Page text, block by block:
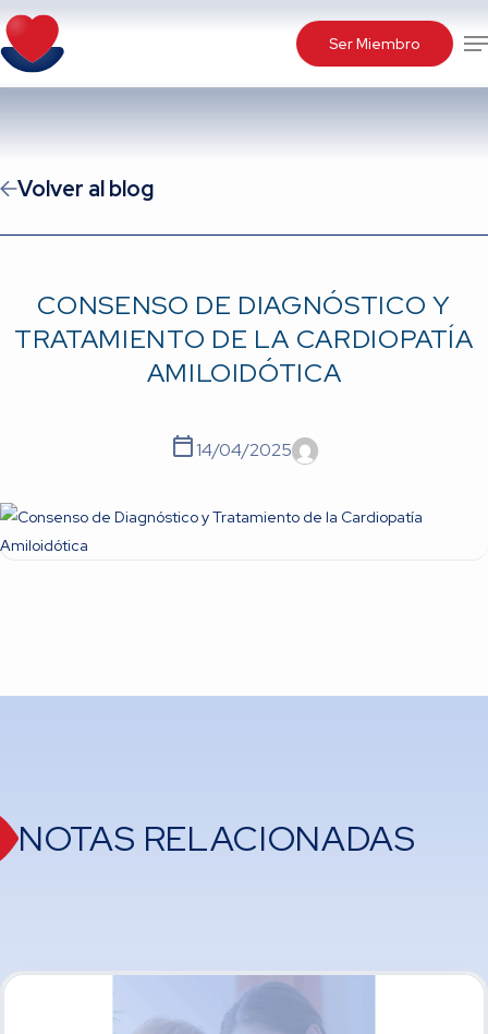
Skip
to
main
Ser Miembro
Volver al blog
CONSENSO DE DIAGNÓSTICO Y
TRATAMIENTO DE LA CARDIOPATÍA
AMILOIDÓTICA
14/04/2025
NOTAS RELACIONADAS